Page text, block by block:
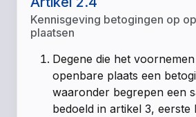
Kennisgeving betogingen op
plaatsen
Degene die het
openbare plaats een
waaronder begrepen een
bedoeld in artikel 3, eerste